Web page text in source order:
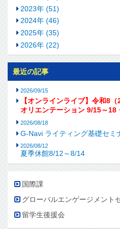
2023年 (51)
2024年 (46)
2025年 (35)
2026年 (22)
最近の記事
2026/09/15
【オンラインライブ】令和8
オリエンテーション 9/15～18
2026/08/18
G-Navi ライティング基礎セミ
2026/08/12
夏季休館8/12～8/14
国際課
グローバルエンゲージメント
留学生後援会